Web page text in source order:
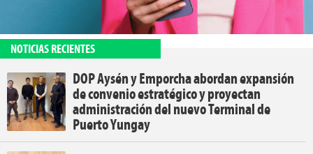
NOTICIAS RECIENTES
DOP Aysén y Emporcha abordan expansión
de convenio estratégico y proyectan
administración del nuevo Terminal de
Puerto Yungay